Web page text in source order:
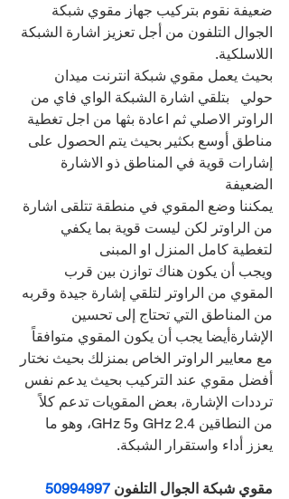
ضعيفة نقوم بتركيب جهاز مقوي شبكة
الجوال التلفون من أجل تعزيز اشارة الشبكة
اللاسلكية.
بحيث يعمل مقوي شبكة انترنت ميدان
حولي   بتلقي اشارة الشبكة الواي فاي من
الراوتر الاصلي ثم اعادة بثها من اجل تغطية
مناطق أوسع بكثير بحيث يتم الحصول على
إشارات قوية في المناطق ذو الاشارة
الضعيفة
يمكننا وضع المقوي في منطقة تتلقى اشارة
من الراوتر لكن ليست قوية بما يكفي
لتغطية كامل المنزل او المبنى
ويجب أن يكون هناك توازن بين قرب
المقوي من الراوتر لتلقي إشارة جيدة وقربه
من المناطق التي تحتاج إلى تحسين
الإشارةأيضا يجب أن يكون المقوي متوافقاً
مع معايير الراوتر الخاص بمنزلك بحيث نختار
أفضل مقوي عند التركيب بحيث يدعم نفس
ترددات الإشارة، بعض المقويات تدعم كلاً
من النطاقين 2.4 GHz و5 GHz، وهو ما
يعزز أداء واستقرار الشبكة.
مقوي شبكة الجوال التلفون 50994997